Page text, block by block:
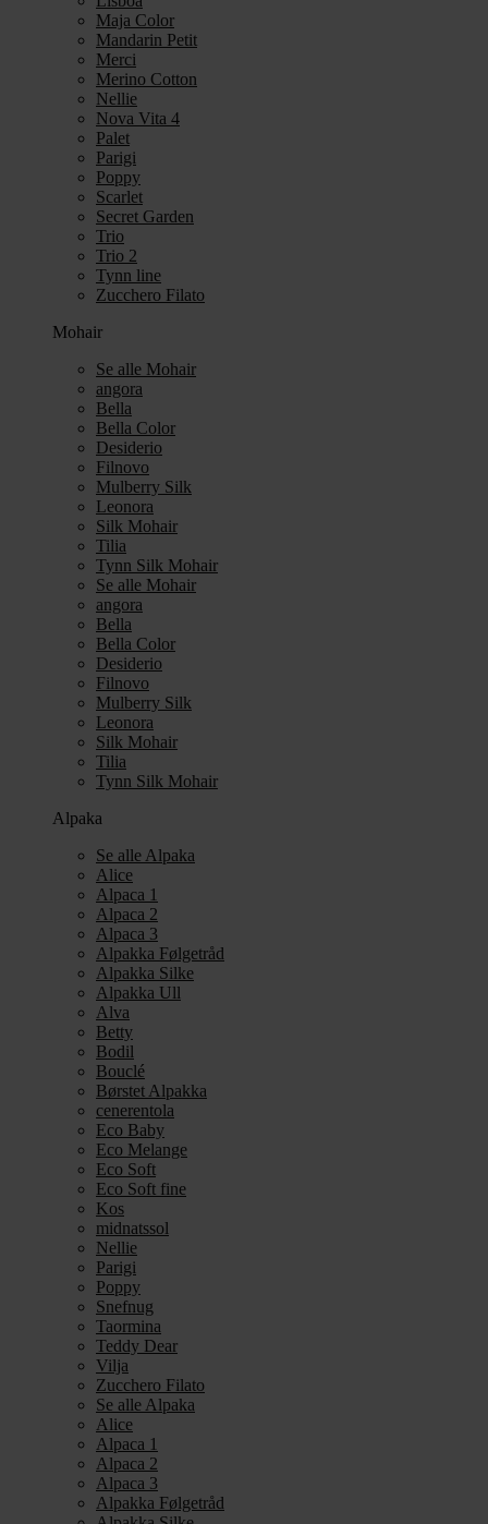
Maja Color
Mandarin Petit
Merci
Merino Cotton
Nellie
Nova Vita 4
Palet
Parigi
Poppy
Scarlet
Secret Garden
Trio
Trio 2
Tynn line
Zucchero Filato
Mohair
Se alle Mohair
angora
Bella
Bella Color
Desiderio
Filnovo
Mulberry Silk
Leonora
Silk Mohair
Tilia
Tynn Silk Mohair
Se alle Mohair
angora
Bella
Bella Color
Desiderio
Filnovo
Mulberry Silk
Leonora
Silk Mohair
Tilia
Tynn Silk Mohair
Alpaka
Se alle Alpaka
Alice
Alpaca 1
Alpaca 2
Alpaca 3
Alpakka Følgetråd
Alpakka Silke
Alpakka Ull
Alva
Betty
Bodil
Bouclé
Børstet Alpakka
cenerentola
Eco Baby
Eco Melange
Eco Soft
Eco Soft fine
Kos
midnatssol
Nellie
Parigi
Poppy
Snefnug
Taormina
Teddy Dear
Vilja
Zucchero Filato
Se alle Alpaka
Alice
Alpaca 1
Alpaca 2
Alpaca 3
Alpakka Følgetråd